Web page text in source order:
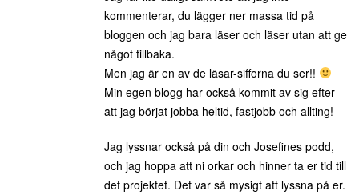
kommenterar, du lägger ner massa tid på
bloggen och jag bara läser och läser utan att ge
något tillbaka.
Men jag är en av de läsar-sifforna du ser!!
Min egen blogg har också kommit av sig efter
att jag börjat jobba heltid, fastjobb och allting!
Jag lyssnar också på din och Josefines podd,
och jag hoppa att ni orkar och hinner ta er tid till
det projektet. Det var så mysigt att lyssna på er.